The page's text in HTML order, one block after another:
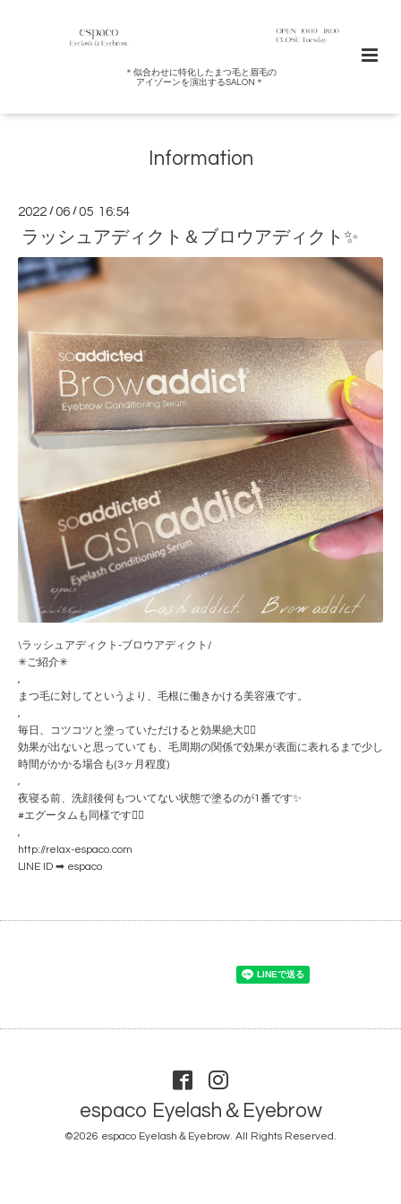
＊似合わせに特化したまつ毛と眉毛の
アイゾーンを演出するSALON＊
Information
2022 /06 /05 16:54
ラッシュアディクト＆ブロウアディクト✨
\ラッシュアディクト-ブロウアディクト/
✳︎ご紹介✳︎
,
まつ毛に対してというより、毛根に働きかける美容液です。
,
毎日、コツコツと塗っていただけると効果絶大🙆‍♀️
効果が出ないと思っていても、毛周期の関係で効果が表面に表れるまで少し
時間がかかる場合も(3ヶ月程度)
,
夜寝る前、洗顔後何もついてない状態で塗るのが1番です✨
#エグータムも同様です🙆‍♀️
,
http://relax-espaco.com
LINE ID ➡ espaco
espaco Eyelash＆Eyebrow
©2026 espaco Eyelash＆Eyebrow. All Rights Reserved.